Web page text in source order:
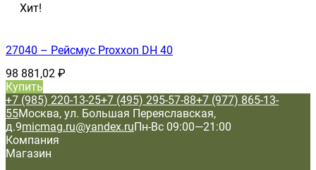
Хит!
27040 – Рейсмус Proxxon DH 40
98 881,02 ₽
Купить
+7 (985) 220-13-25+7 (495) 295-57-88+7 (977) 865-13-
55Москва, ул. Большая Переяславская,
д.9micmag.ru@yandex.ruПн-Вс 09:00—21:00
Компания
Магазин